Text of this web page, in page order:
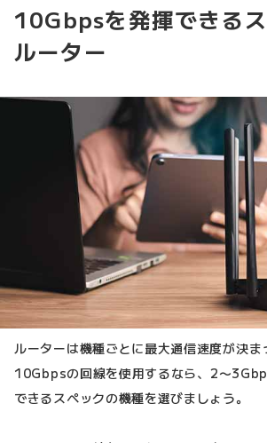
10Gbpsを発揮できる
ルーター
ルーターは機種ごとに最大通信速度が決ま
10Gbpsの回線を使用するなら、2〜
できるスペックの機種を選びましょう。